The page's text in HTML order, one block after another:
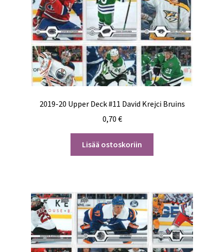
2019-20 Upper Deck #11 David Krejci Bruins
0,70 €
Lisää ostoskoriin